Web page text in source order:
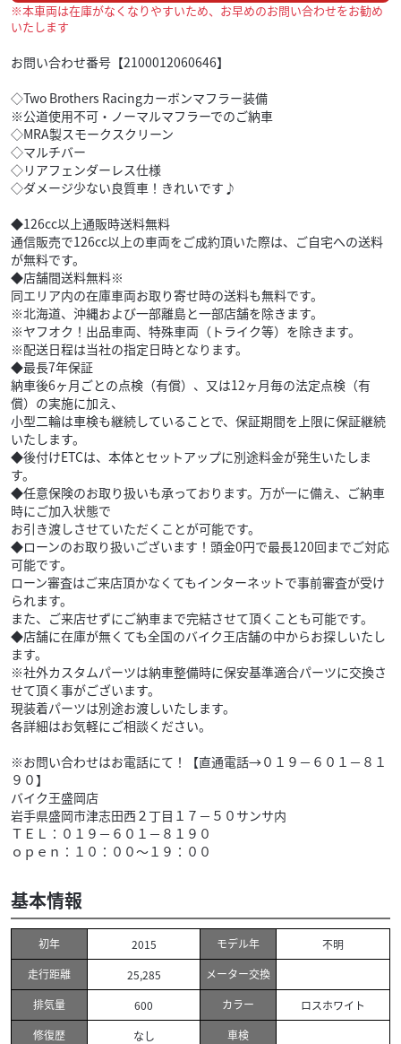
※本車両は在庫がなくなりやすいため、お早めのお問い合わせをお勧め
いたします
お問い合わせ番号【2100012060646】
◇Two Brothers Racingカーボンマフラー装備
※公道使用不可・ノーマルマフラーでのご納車
◇MRA製スモークスクリーン
◇マルチバー
◇リアフェンダーレス仕様
◇ダメージ少ない良質車！きれいです♪
◆126cc以上通販時送料無料
通信販売で126cc以上の車両をご成約頂いた際は、ご自宅への送料
が無料です。
◆店舗間送料無料※
同エリア内の在庫車両お取り寄せ時の送料も無料です。
※北海道、沖縄および一部離島と一部店舗を除きます。
※ヤフオク！出品車両、特殊車両（トライク等）を除きます。
※配送日程は当社の指定日時となります。
◆最長7年保証
納車後6ヶ月ごとの点検（有償）、又は12ヶ月毎の法定点検（有
償）の実施に加え、
小型二輪は車検も継続していることで、保証期間を上限に保証継続
いたします。
◆後付けETCは、本体とセットアップに別途料金が発生いたしま
す。
◆任意保険のお取り扱いも承っております。万が一に備え、ご納車
時にご加入状態で
お引き渡しさせていただくことが可能です。
◆ローンのお取り扱いございます！頭金0円で最長120回までご対応
可能です。
ローン審査はご来店頂かなくてもインターネットで事前審査が受け
られます。
また、ご来店せずにご納車まで完結させて頂くことも可能です。
◆店舗に在庫が無くても全国のバイク王店舗の中からお探しいたし
ます。
※社外カスタムパーツは納車整備時に保安基準適合パーツに交換さ
せて頂く事がございます。
現装着パーツは別途お渡しいたします。
各詳細はお気軽にご相談ください。
※お問い合わせはお電話にて！【直通電話→０１９－６０１－８１
９０】
バイク王盛岡店
岩手県盛岡市津志田西２丁目１７－５０サンサ内
ＴＥＬ：０１９－６０１－８１９０
ｏｐｅｎ：１０：００～１９：００
基本情報
初年 2015 モデル年
不明
走行距離
25,285
メーター交換
排気量
600 カラー
ロスホワイト
修復歴
なし
車検